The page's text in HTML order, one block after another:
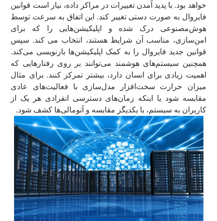
خواهد بود. با پدید آمدن تغییرات در مراکز داده، نیاز است قوانین
فایروال به صورت دستی تغییر کند. این اتفاق به سرعت توسط
هوش‌‌مصنوعی درک شده و اپلیکیشن‌هایی را که برای
امن‌سازی، مناسب آن شرایط هستند، انتخاب می کند. سپس
قوانین جدید فایروال را به کمک اپلیکیشن‌ها بازنویسی می‌کند.
همچنین سیستم‌های هوشمند می‌توانند بر روی رفتارهایی که
اهمیت زیادی برای انسان دارد، بیشتر تمرکز کنند. برای مثال
میزان حرارت سخت‌افزار مدل‌سازی با فعالیت‌های عادی
مقایسه شود یا اینکه زمان‌های دسترسی انفرادی هر یک از
کاربران به سیستم، با یکدیگر مقایسه و آنومالی‌ها کشف شود.